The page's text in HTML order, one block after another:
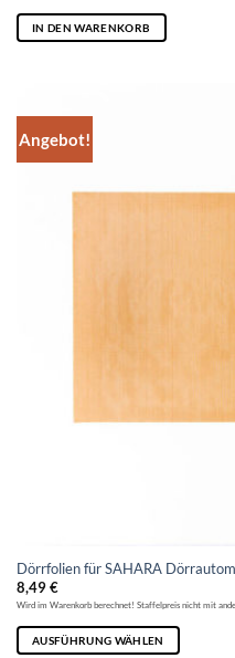
IN DEN WARENKORB
Angebot!
Dörrfolien für SAHARA
8,49€
Wird im Warenkorb berechnet! Staffelpreis nicht mit
AUSFÜHRUNG WÄHLEN